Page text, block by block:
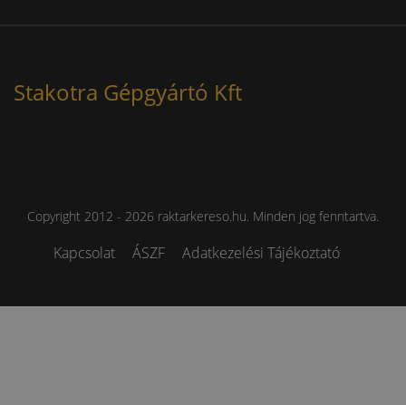
Stakotra Gépgyártó Kft
Copyright 2012 - 2026 raktarkereso.hu. Minden jog fenntartva.
Kapcsolat ÁSZF Adatkezelési Tájékoztató